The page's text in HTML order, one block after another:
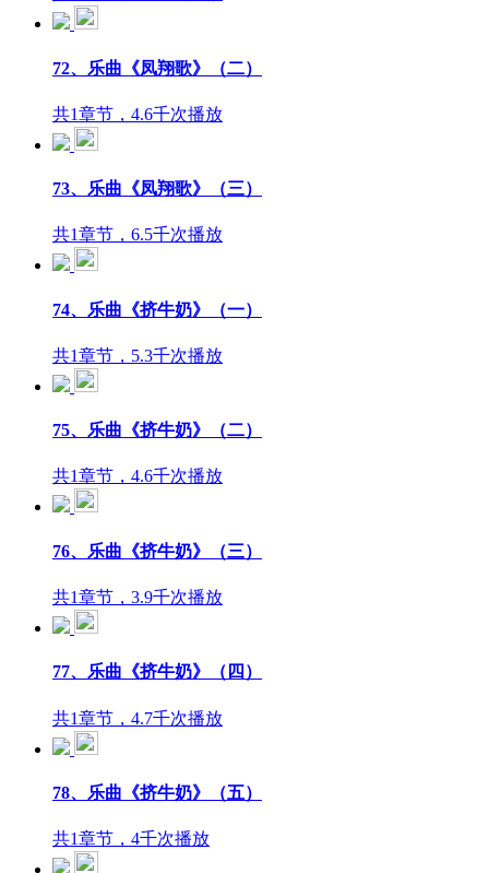
72、乐曲《凤翔歌》（二）
共1章节，4.6千次播放
73、乐曲《凤翔歌》（三）
共1章节，6.5千次播放
74、乐曲《挤牛奶》（一）
共1章节，5.3千次播放
75、乐曲《挤牛奶》（二）
共1章节，4.6千次播放
76、乐曲《挤牛奶》（三）
共1章节，3.9千次播放
77、乐曲《挤牛奶》（四）
共1章节，4.7千次播放
78、乐曲《挤牛奶》（五）
共1章节，4千次播放